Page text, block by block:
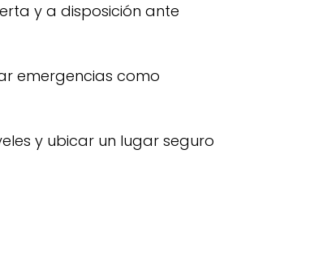
y a disposición ante
emergencias como
y ubicar un lugar seguro